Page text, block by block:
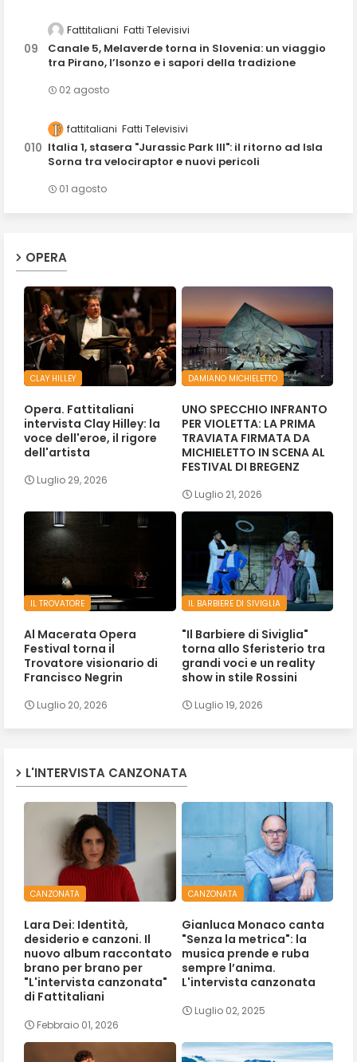
Fattitaliani Fatti Televisivi
Canale 5, Melaverde torna in Slovenia: un viaggio
tra Pirano, l’Isonzo e i sapori della tradizione
02 agosto
fattitaliani Fatti Televisivi
Italia 1, stasera "Jurassic Park III": il ritorno ad Isla
Sorna tra velociraptor e nuovi pericoli
01 agosto
OPERA
CLAY HILLEY
Opera. Fattitaliani
intervista Clay Hilley: la
voce dell'eroe, il rigore
dell'artista
Luglio 29, 2026
DAMIANO MICHIELETTO
UNO SPECCHIO INFRANTO
PER VIOLETTA: LA PRIMA
TRAVIATA FIRMATA DA
MICHIELETTO IN SCENA AL
FESTIVAL DI BREGENZ
Luglio 21, 2026
IL TROVATORE
Al Macerata Opera
Festival torna il
Trovatore visionario di
Francisco Negrin
Luglio 20, 2026
IL BARBIERE DI SIVIGLIA
"Il Barbiere di Siviglia"
torna allo Sferisterio tra
grandi voci e un reality
show in stile Rossini
Luglio 19, 2026
L'INTERVISTA CANZONATA
CANZONATA
Lara Dei: Identità,
desiderio e canzoni. Il
nuovo album raccontato
brano per brano per
"L'intervista canzonata"
di Fattitaliani
Febbraio 01, 2026
CANZONATA
Gianluca Monaco canta
"Senza la metrica": la
musica prende e ruba
sempre l’anima.
L'intervista canzonata
Luglio 02, 2025